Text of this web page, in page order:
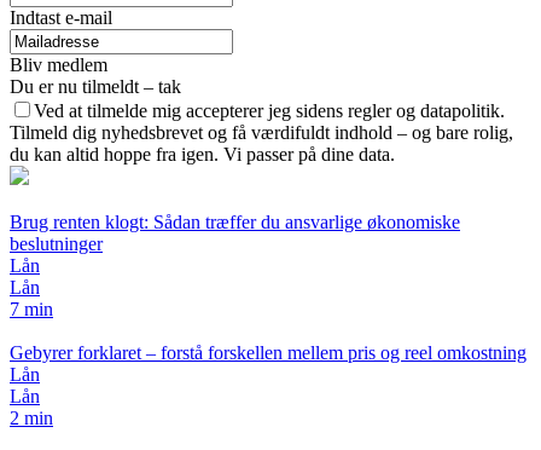
Indtast e-mail
Bliv medlem
Du er nu tilmeldt – tak
Ved at tilmelde mig accepterer jeg sidens regler og datapolitik.
Tilmeld dig nyhedsbrevet og få værdifuldt indhold – og bare rolig,
du kan altid hoppe fra igen. Vi passer på dine data.
Brug renten klogt: Sådan træffer du ansvarlige økonomiske
beslutninger
Lån
Lån
7 min
Gebyrer forklaret – forstå forskellen mellem pris og reel omkostning
Lån
Lån
2 min